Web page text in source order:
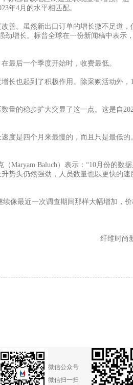
年4月的水平相匹配。
善。虽然新出口订单的增长微不足道，
劲增长。标普全球在一份新闻稿中表示
最后一个季度开始时，收费最低。
长也起到了积极作用。除采购活动外，
量的稳步扩大突显了这一点。这是自
度是四个月来最慢的，而且只是最低的
Maryam Baluch）表示：“10月份的数
势头仍然强劲，人员数量也以更快的速
像最近一次调查期间那样大幅增加，
纤维时尚
微信公众号
微信扫一扫